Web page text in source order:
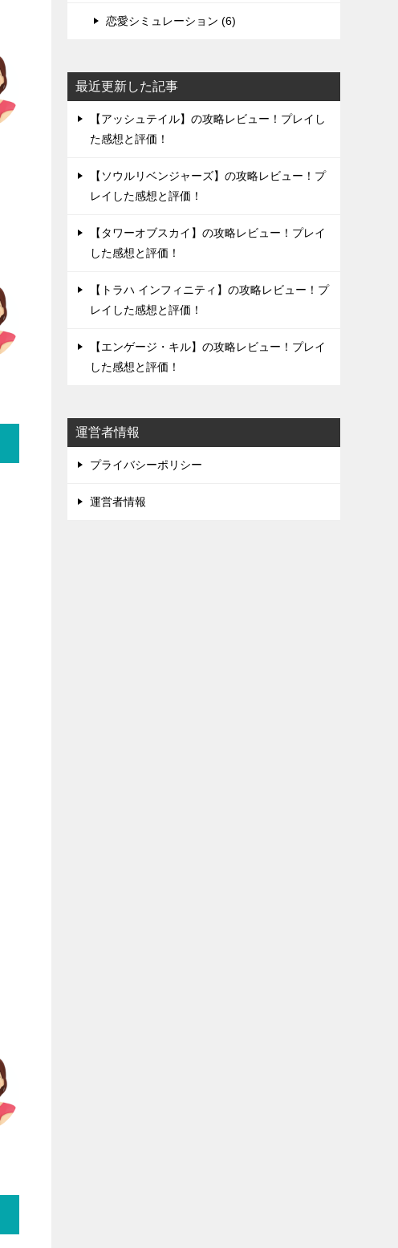
恋愛シミュレーション (6)
最近更新した記事
【アッシュテイル】の攻略レビュー！プレイし
た感想と評価！
【ソウルリベンジャーズ】の攻略レビュー！プ
レイした感想と評価！
【タワーオブスカイ】の攻略レビュー！プレイ
した感想と評価！
【トラハ インフィニティ】の攻略レビュー！プ
レイした感想と評価！
【エンゲージ・キル】の攻略レビュー！プレイ
した感想と評価！
運営者情報
プライバシーポリシー
運営者情報